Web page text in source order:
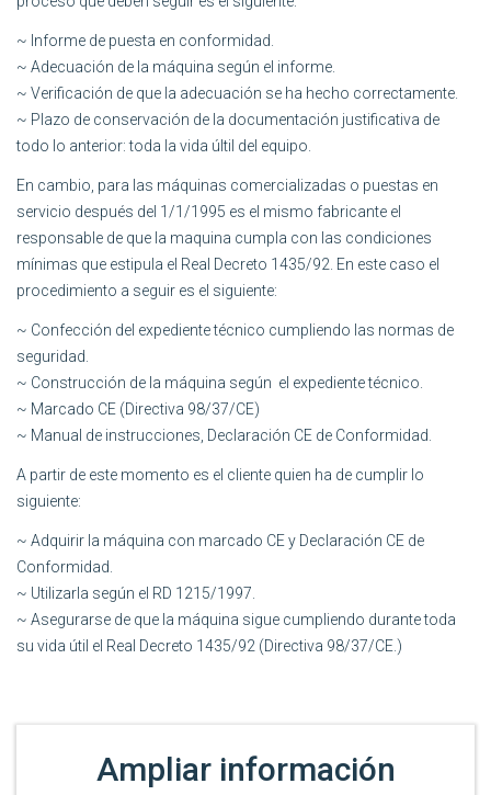
~ Informe de puesta en conformidad.
~ Adecuación de la máquina según el informe.
~ Verificación de que la adecuación se ha hecho correctamente.
~ Plazo de conservación de la documentación justificativa de
todo lo anterior: toda la vida últil del equipo.
En cambio, para las máquinas comercializadas o puestas en
servicio después del 1/1/1995 es el mismo fabricante el
responsable de que la maquina cumpla con las condiciones
mínimas que estipula el Real Decreto 1435/92. En este caso el
procedimiento a seguir es el siguiente:
~ Confección del expediente técnico cumpliendo las normas de
seguridad.
~ Construcción de la máquina según el expediente técnico.
~ Marcado CE (Directiva 98/37/CE)
~ Manual de instrucciones, Declaración CE de Conformidad.
A partir de este momento es el cliente quien ha de cumplir lo
siguiente:
~ Adquirir la máquina con marcado CE y Declaración CE de
Conformidad.
~ Utilizarla según el RD 1215/1997.
~ Asegurarse de que la máquina sigue cumpliendo durante toda
su vida útil el Real Decreto 1435/92 (Directiva 98/37/CE.)
Ampliar información